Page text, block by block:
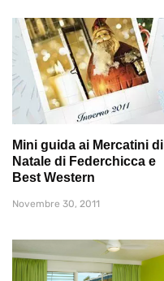
Mini guida ai Mercatini di
Natale di Federchicca e
Best Western
Novembre 30, 2011